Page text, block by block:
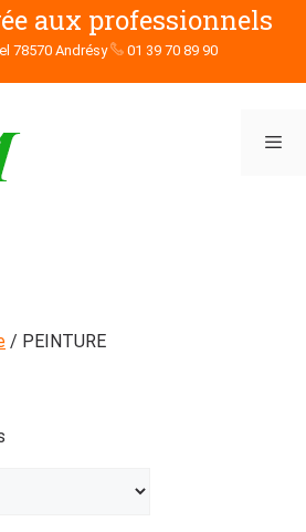
aux professionnels
78570 Andrésy 01 39 70 89 90
/ PEINTURE